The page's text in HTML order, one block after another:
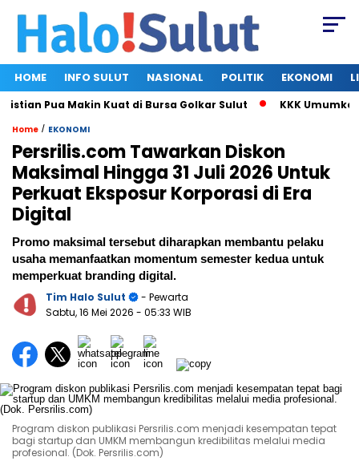
HOME INFO SULUT NASIONAL POLITIK EKONOMI
Pua Makin Kuat di Bursa Golkar Sulut KKK Umumkan
Home / EKONOMI
Persrilis.com Tawarkan Diskon
Maksimal Hingga 31 Juli 2026 Untuk
Perkuat Eksposur Korporasi di Era
Digital
Promo maksimal tersebut diharapkan membantu pelaku
usaha memanfaatkan momentum semester kedua untuk
memperkuat branding digital.
Tim Halo Sulut
- Pewarta
Sabtu, 16 Mei 2026 - 05:33 WIB
Program diskon publikasi Persrilis.com menjadi kesempatan tepat
bagi startup dan UMKM membangun kredibilitas melalui media
profesional. (Dok. Persrilis.com)